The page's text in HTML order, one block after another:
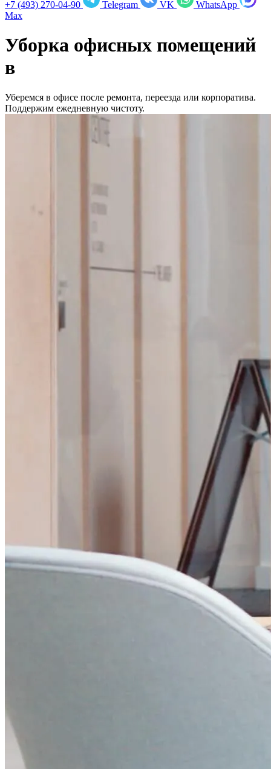
+7 (493) 270-04-90 Telegram VK
WhatsApp
Max
Уборка офисных помещений
в
Уберемся в офисе после ремонта, переезда или корпоратива.
Поддержим ежедневную чистоту.